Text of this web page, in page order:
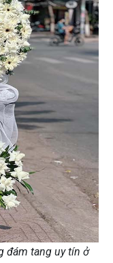
đám tang uy tín ở